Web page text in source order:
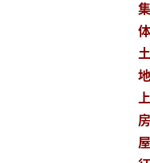
集
体
土
地
上
房
屋